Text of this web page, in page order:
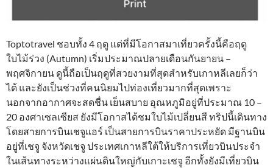
Toptotravel ชอบทั้ง 4 ฤดู แต่ที่มีโอกาสมาเที่ยวครั้งนี้คือฤดู
ใบไม้ร่วง (Autumn) เริ่มประมาณปลายเดือนกันยายน –
พฤศจิกายน ดูนี้ถือเป็นฤดูที่สวยงามที่สุดสำหรับเกาหลีเลยก็ว่า
ได้ และยังเป็นช่วงที่คนนิยมไปท่องเที่ยวมากที่สุดเพราะ
นอกจากอากาศจะสดชื่น เย็นสบาย อุณหภูมิอยู่ที่ประมาณ 10 –
20 องศาเซลเซียส ยังมีโอกาสได้ชมใบไม้เปลี่ยนสี ทริปนี้เดินทาง
โดยสายการบินเชจูแอร์ เป็นสายการบินราคาประหยัด มีฐานบิน
อยู่ที่เชจู จังหวัดเชจู ประเทศเกาหลีใต้ให้บริการเที่ยวบินประจำ
ในเส้นทางระหว่างแผ่นดินใหญ่กับเกาะเชจู อีกทั้งยังมีเที่ยวบิน